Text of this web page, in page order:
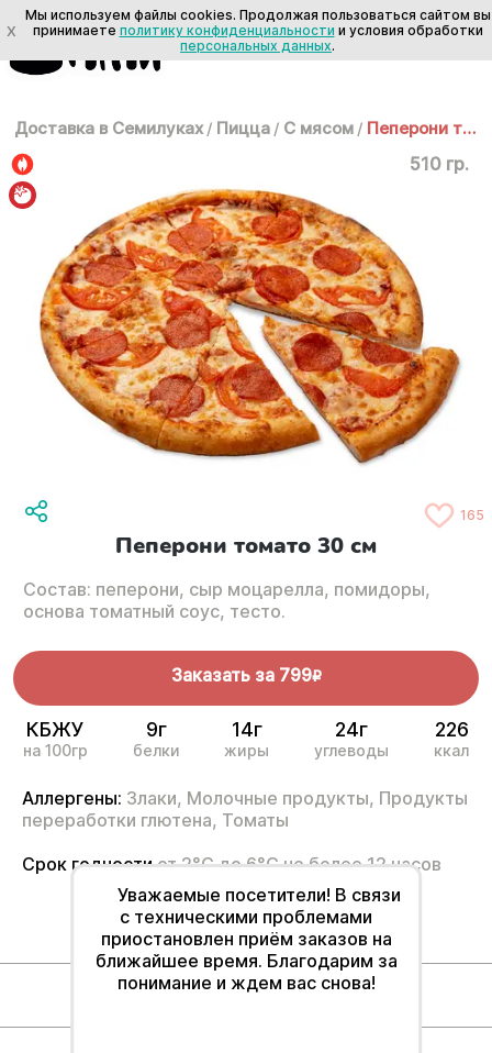
Доставка в Семилуках / Пицца / С мясом / Пеперони томато 30 см
510 гр.
165
Пеперони томато 30 см
Состав: пеперони, сыр моцарелла, помидоры,
основа томатный соус, тесто.
Заказать за 799R
КБЖУ
на 100гр
9г
белки
14г
жиры
24г
углеводы
226
ккал
Аллергены: Злаки, Молочные продукты, Продукты
переработки глютена, Томаты
Срок годностиот 2°С до 6°С не более 12 часов
Для клиентов
Уважаемые посетители! В связи
с техническими проблемами
приостановлен приём заказов на
ближайшее время. Благодарим за
понимание и ждем вас снова!
X
Мы используем файлы cookies. Продолжая пользоваться сайтом вы
принимаете политику конфиденциальности и условия обработки
персональных данных.